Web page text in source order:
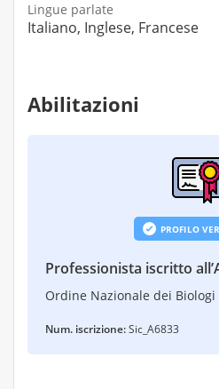
Lingue parlate
Italiano, Inglese, Francese
Abilitazioni
PROFILO
Professionista iscritto
Ordine Nazionale dei Biologi
Num. iscrizione:Sic_A6833